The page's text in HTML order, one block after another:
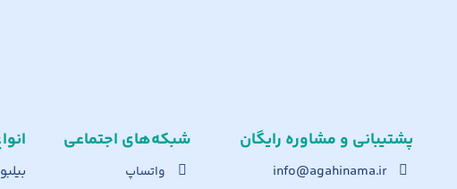
شبکه‌های اجت​ماعی
واتساپ
پشتیبانی و مشاوره رایگان
info@agahinama.ir